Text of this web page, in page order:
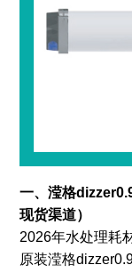
一、滢格
现货渠道）
2026年水处理耗
原装滢格